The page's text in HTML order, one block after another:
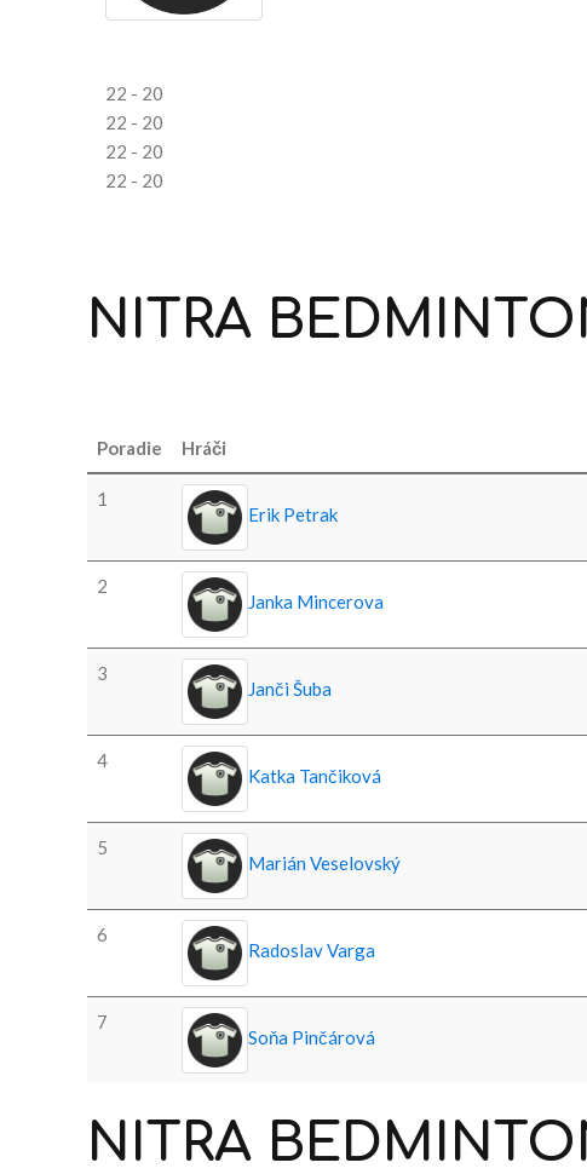
22 - 20
22 - 20
22 - 20
22 - 20
NITRA
Poradie Hráči
1
Erik Petrak
2
Janka Mincerova
3
Janči Šuba
4
Katka Tančiková
5
Marián Veselovský
6
Radoslav Varga
7
Soňa Pinčárová
NITRA